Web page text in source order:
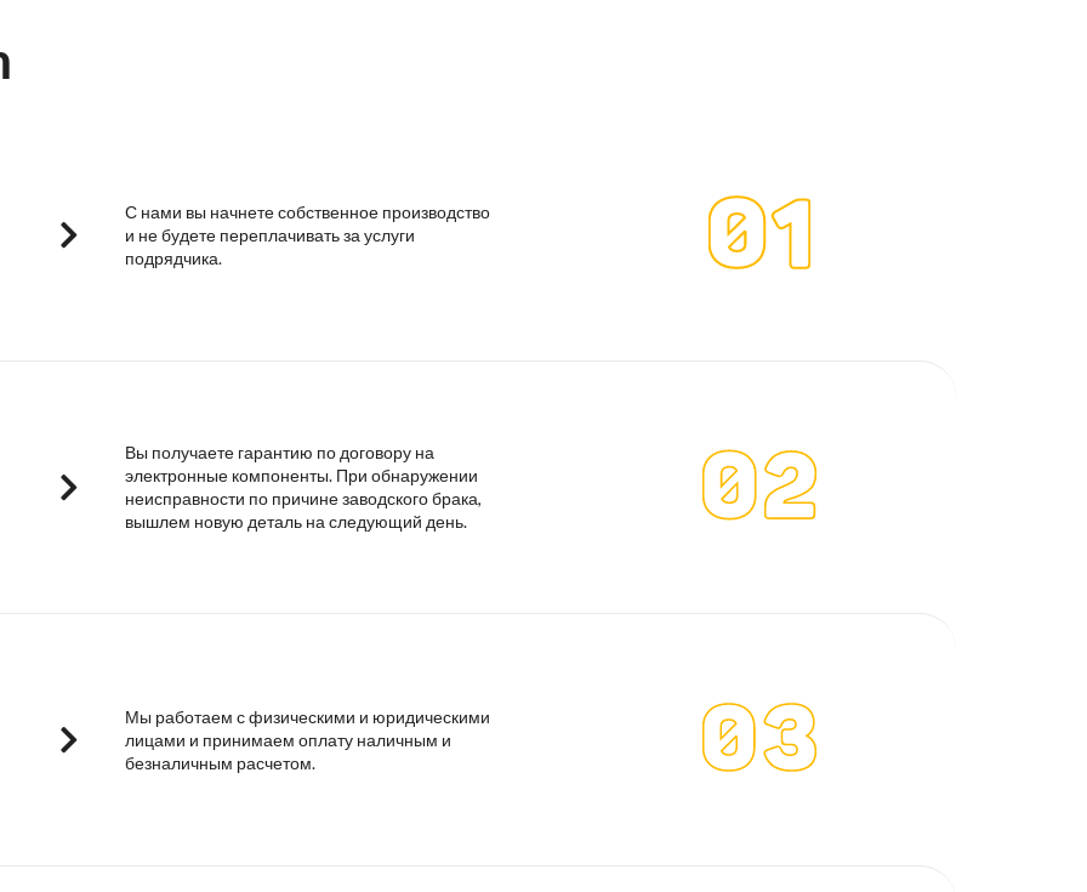
С нами вы начнете собственное производство
и не будете переплачивать за услуги
подрядчика.
Вы получаете гарантию по договору на
электронные компоненты. При обнаружении
неисправности по причине заводского брака,
вышлем новую деталь на следующий день.
Мы работаем с физическими и юридическими
лицами и принимаем оплату наличным и
безналичным расчетом.